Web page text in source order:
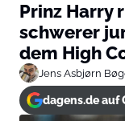
Prinz Harry
schwerer
dem High
Jens Asbjørn
dagens.de auf